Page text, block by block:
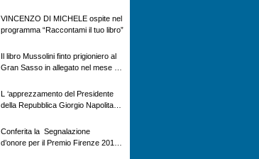
Nikolajewka
VINCENZO DI MICHELE ospite nel
programma “Raccontami il tuo libro”
Il libro Mussolini finto prigioniero al
Gran Sasso in allegato nel mese di
Gazzetta di Reggio, Gazzetta di
Modena , La Nuova Ferrara e la
L ‘apprezzamento del Presidente
della Repubblica Giorgio Napolitano
dedicato dall’autore Vincenzo Di
Michele a suo nipote Manuele
Conferita la Segnalazione
d’onore per il Premio Firenze 2010